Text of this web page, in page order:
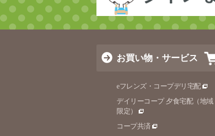
お買い物・サービス
eフレンズ・コープデリ宅配
デイリーコープ 夕食宅配（地域
限定）
コープ共済